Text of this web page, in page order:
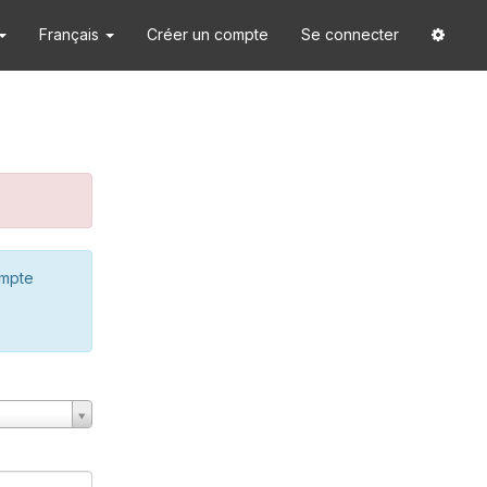
Français Créer un compte Se connecter